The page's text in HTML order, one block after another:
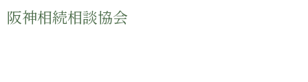
阪神相続相談協会